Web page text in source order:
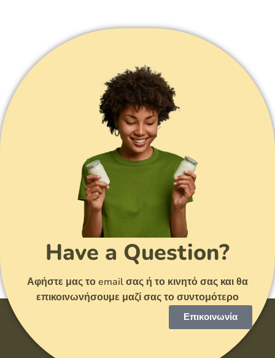
Have a Question?
Αφήστε μας το email σας ή το κινητό σας και θα
επικοινωνήσουμε μαζί σας το συντομότερο
Επικοινωνία